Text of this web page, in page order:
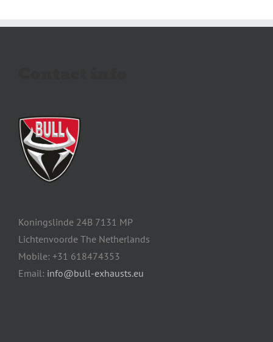
Koningslinde 24B 7131 MP
Lichtenvoorde The Netherlands
Mobile: +31 618474353
Email: info@bull-exhausts.eu